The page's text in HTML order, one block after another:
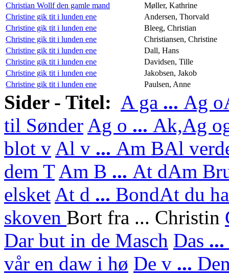
Christian Wollf den gamle mand
Møller, Kathrine
Christine gik tit i lunden ene
Andersen, Thorvald
Christine gik tit i lunden ene
Bleeg, Christian
Christine gik tit i lunden ene
Christiansen, Christine
Christine gik tit i lunden ene
Dall, Hans
Christine gik tit i lunden ene
Davidsen, Tille
Christine gik tit i lunden ene
Jakobsen, Jakob
Christine gik tit i lunden ene
Paulsen, Anne
Sider - Titel: A ga ... Ag o
til Sønder Ag o ... Ak,Ag
blot v Al v ... Am BAl
dem T Am B ... At dAm
elsket At d ... BondAt du
skoven Bort fra ... Christin
Dar but in de Masch Das ...
vår en daw i hø De v ...